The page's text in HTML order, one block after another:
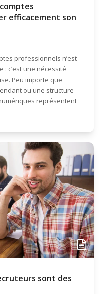
efficacement son
professionnels n’est
c’est une nécessité
Peu importe que
ou une structure
représentent
sont des